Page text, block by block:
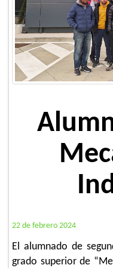
22 de febrero 2024
El alumnado de
grado superior de